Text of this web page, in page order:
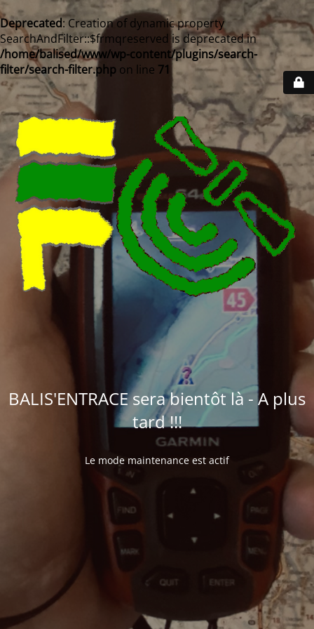
Deprecated: Creation of dynamic property
SearchAndFilter::$frmqreserved is deprecated in
/home/balised/www/wp-content/plugins/search-
filter/search-filter.php on line 71
BALIS'ENTRACE sera bientôt là - A plus
tard !!!
Le mode maintenance est actif